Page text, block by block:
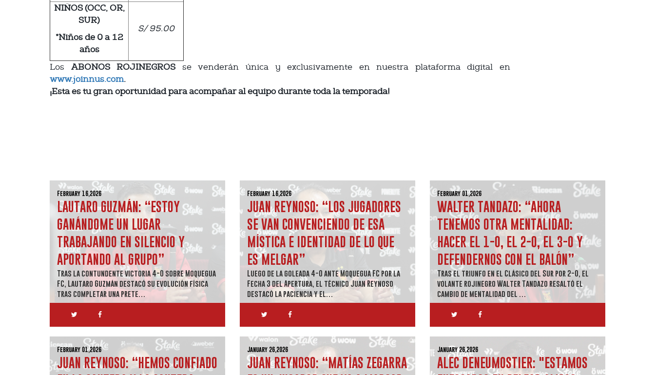
NIÑOS (OCC, OR,
SUR)
*Niños de 0 a 12
años
S/ 95.00
Los ABONOS ROJINEGROS se venderán única y exclusivamente en nuestra plataforma digital en
www.joinnus.com.
¡Esta es tu gran oportunidad para acompañar al equipo durante toda la temporada!
February 16,2026
LAUTARO GUZMÁN: “ESTOY
GANÁNDOME UN LUGAR
TRABAJANDO EN SILENCIO Y
APORTANDO AL GRUPO”
Tras la contundente victoria 4-0 sobre Moquegua
FC, Lautaro Guzmán destacó su evolución física
tras completar una prete…
February 16,2026
JUAN REYNOSO: “LOS JUGADORES
SE VAN CONVENCIENDO DE ESA
MÍSTICA E IDENTIDAD DE LO QUE
ES MELGAR”
Luego de la goleada 4-0 ante Moquegua FC por la
Fecha 3 del Apertura, el técnico Juan Reynoso
destacó la paciencia y el…
February 01,2026
WALTER TANDAZO: “AHORA
TENEMOS OTRA MENTALIDAD:
HACER EL 1-0, EL 2-0, EL 3-0 Y
DEFENDERNOS CON EL BALÓN”
Tras el triunfo en el Clásico del Sur por 2-0, el
volante rojinegro Walter Tandazo resaltó el
cambio de mentalidad del …
February 01,2026
JUAN REYNOSO: “HEMOS CONFIADO
January 26,2026
JUAN REYNOSO: “MATÍAS ZEGARRA
January 26,2026
ALEC DENEUMOSTIER: "ESTAMOS